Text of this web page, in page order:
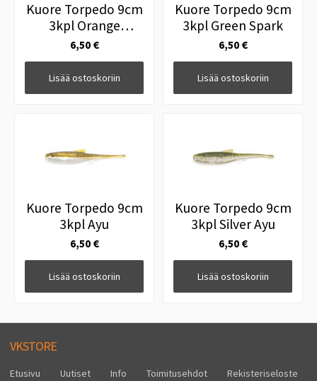
Kuore Torpedo 9cm
3kpl Orange
Pumpkin
6,50 €
Lisää ostoskoriin
Kuore Torpedo 9cm
3kpl Green Spark
6,50 €
Lisää ostoskoriin
Kuore Torpedo 9cm
3kpl Ayu
6,50 €
Lisää ostoskoriin
Kuore Torpedo 9cm
3kpl Silver Ayu
6,50 €
Lisää ostoskoriin
VKSTORE
Etusivu Uutiset Info Toimitusehdot
Rekisteriseloste